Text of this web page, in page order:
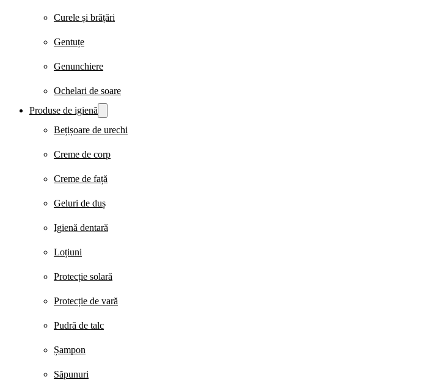
Curele și brățări
Gentuțe
Genunchiere
Ochelari de soare
Produse de igienă
Bețișoare de urechi
Creme de corp
Creme de față
Geluri de duș
Igienă dentară
Loțiuni
Protecție solară
Protecție de vară
Pudră de talc
Șampon
Săpunuri